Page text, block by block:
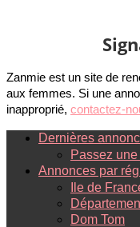
Zanmie est un site de
aux femmes. Si une
inapproprié, contactez-
Dernières
Passez
Annonces par
Ile de
Dom Tom